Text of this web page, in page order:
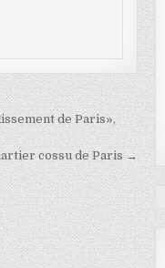
de Paris»,
cossu de Paris →